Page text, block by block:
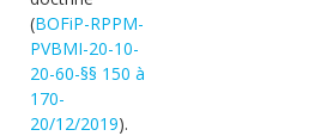
(BOFiP-RPPM-
PVBMI-20-10-
20-60-§§ 150 à
170-
20/12/2019).